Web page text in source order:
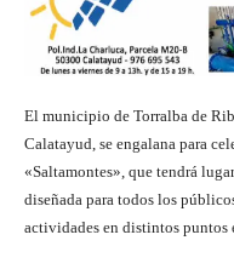
El municipio de Torralba de
Calatayud, se engalana para
«Saltamontes», que tendrá
diseñada para todos los
actividades en distintos